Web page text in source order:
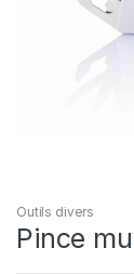
Outils divers
Pince